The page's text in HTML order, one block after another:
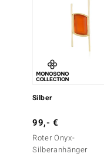
Silber
99,- €
Roter Onyx-
Silberanhänger